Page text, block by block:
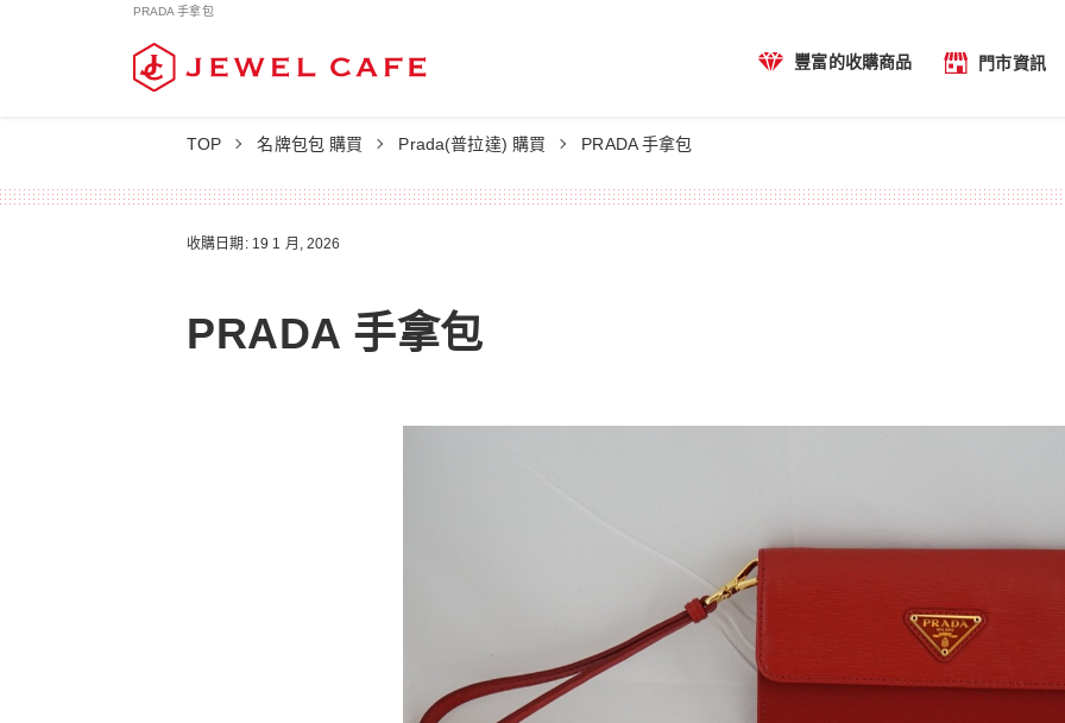
PRADA 手拿包
豐富的收購商品 門市資訊
TOP 名牌包包 購買 Prada(普拉達) 購買 PRADA 手拿包
收購日期: 19 1 月, 2026
PRADA 手拿包